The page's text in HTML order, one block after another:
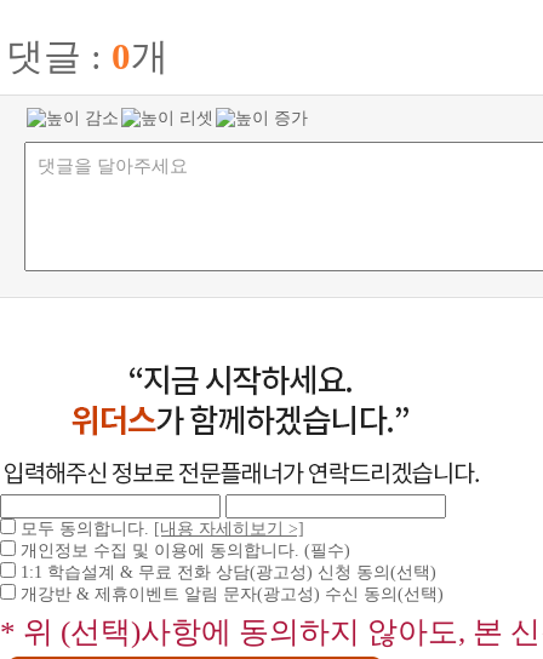
댓글 : 0개
모두 동의합니다. [내용 자세히보기 >]
개인정보 수집 및 이용에 동의합니다. (필수)
1:1 학습설계 & 무료 전화 상담(광고성) 신청 동의(선택)
개강반 & 제휴이벤트 알림 문자(광고성) 수신 동의(선택)
* 위 (선택)사항에 동의하지 않아도, 본